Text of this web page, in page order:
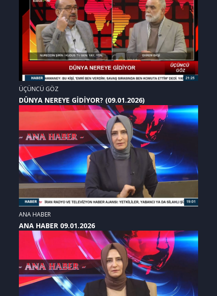
ÜÇÜNCÜ GÖZ
DÜNYA NEREYE GİDİYOR? (09.01.2026)
ANA HABER
ANA HABER 09.01.2026